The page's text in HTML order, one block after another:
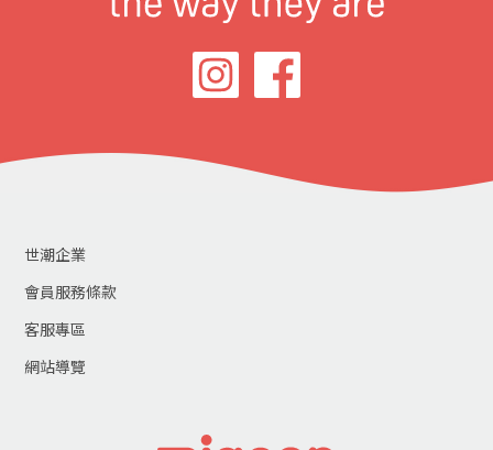
世潮企業
會員服務條款
客服專區
網站導覽